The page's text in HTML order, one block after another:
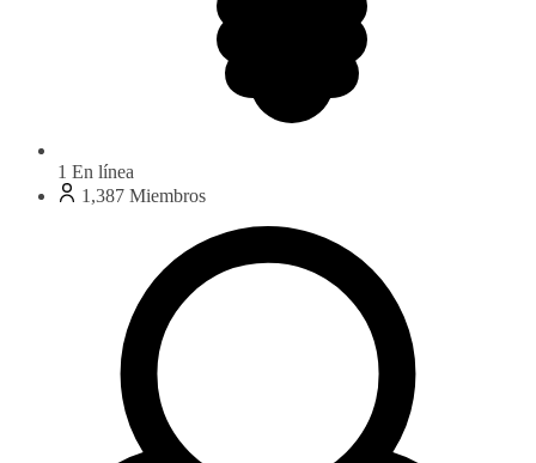
1 En línea
1,387 Miembros